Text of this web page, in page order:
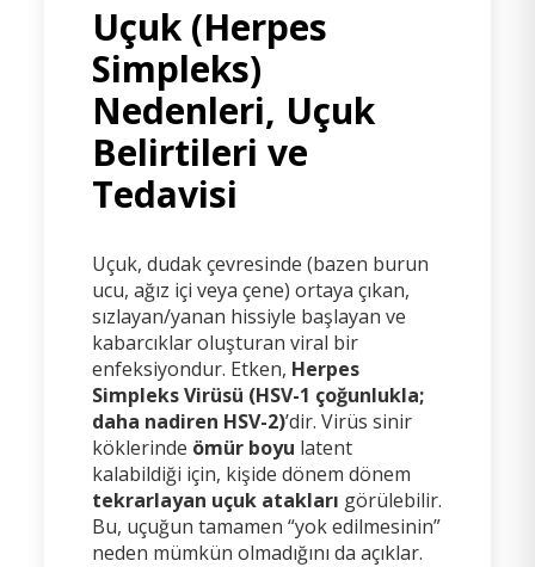
Uçuk (Herpes
Simpleks)
Nedenleri, Uçuk
Belirtileri ve
Tedavisi
Uçuk, dudak çevresinde (bazen burun
ucu, ağız içi veya çene) ortaya çıkan,
sızlayan/yanan hissiyle başlayan ve
kabarcıklar oluşturan viral bir
enfeksiyondur. Etken, Herpes
Simpleks Virüsü (HSV-1 çoğunlukla;
daha nadiren HSV-2)’dir. Virüs sinir
köklerinde ömür boyu latent
kalabildiği için, kişide dönem dönem
tekrarlayan uçuk atakları görülebilir.
Bu, uçuğun tamamen “yok edilmesinin”
neden mümkün olmadığını da açıklar.